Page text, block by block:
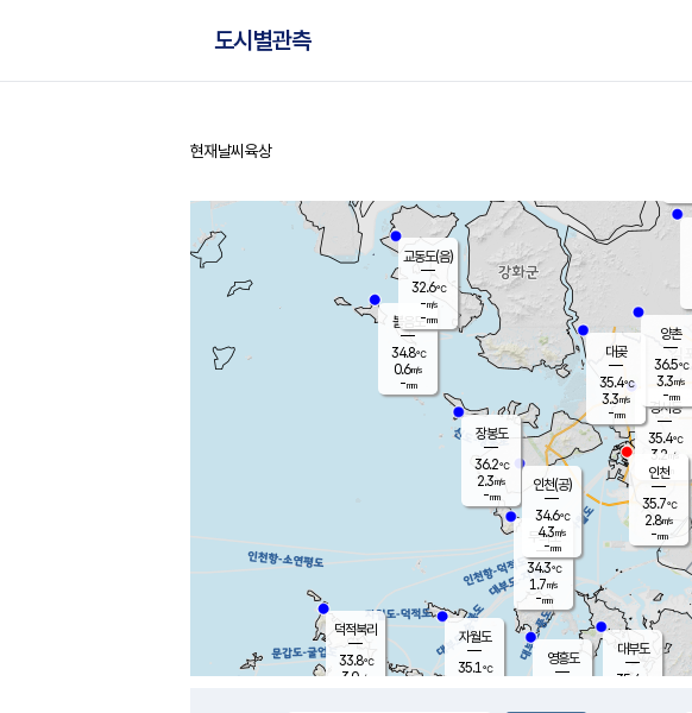
도시별관측
홈
현재날씨 육상
무의도
34.3℃
1.7m/s
-mm
영흥도
볼음도
34.8℃
0.6m/s
-mm
자월도
35.1℃
장봉도
36.2℃
2.3m/s
-mm
대부도
35.4
경서동
35.4℃
3.2 m/s
-mm
대곶
35.4℃
3.3m/s
-mm
양촌
36.5℃
3.3m/s
-mm
덕적북리
33.8℃
3.0m/s
인천(공)
34.6℃
4.3m/s
-mm
교동도(음)
32.6℃
-m/s
-mm
인천
35.7℃
2.8m/s
-mm